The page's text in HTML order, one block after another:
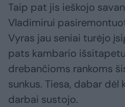
Taip pat jis ieškojo
Vladimirui
Vyras jau seniai turėjo
pats kambario
drebančioms rankoms
sunkus. Tiesa, dabar
darbai sustojo.